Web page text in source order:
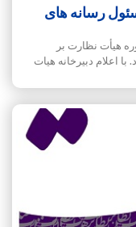
رسانه های
هیأت نظارت بر
می‌شود. با اعلام دبیرخانه هیات